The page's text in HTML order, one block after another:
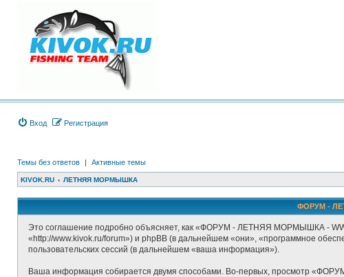
Вход Регистрация
Темы без ответов | Активные темы
KIVOK.RU ЛЕТНЯЯ МОРМЫШКА
ФОРУМ -
Это соглашение подробно объясняет, как «ФОРУМ - ЛЕТНЯЯ МОРМЫШКА -
«http://www.kivok.ru/forum») и phpBB (в дальнейшем «они», «программное
пользовательских сессий (в дальнейшем «ваша информация»).
Ваша информация собирается двумя способами. Во-первых, просмотр